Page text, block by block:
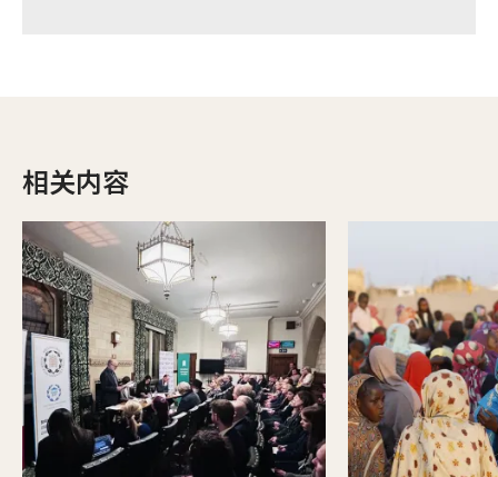
相关内容